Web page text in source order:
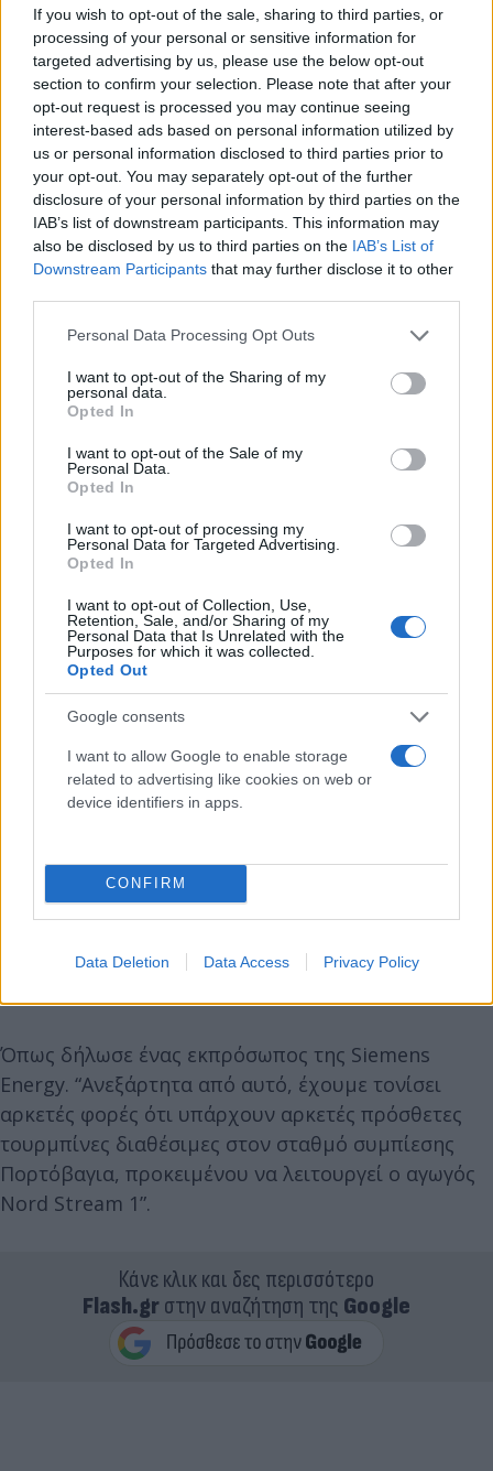
If you wish to opt-out of the sale, sharing to third parties, or
processing of your personal or sensitive information for
targeted advertising by us, please use the below opt-out
section to confirm your selection. Please note that after your
opt-out request is processed you may continue seeing
interest-based ads based on personal information utilized by
us or personal information disclosed to third parties prior to
your opt-out. You may separately opt-out of the further
disclosure of your personal information by third parties on the
IAB’s list of downstream participants. This information may
also be disclosed by us to third parties on the IAB’s List of
Downstream Participants that may further disclose it to other
Please note that this website/app uses one or more Google
not limited to your visit or usage behaviour. You may click to
grant or deny consent to Google and its third-party tags to
use your data for below specified purposes in below Google
consent section.
Personal Data Processing Opt Outs
I want to opt-out of the Sharing of my
personal data.
Opted In
I want to opt-out of the Sale of my
Personal Data.
Opted In
I want to opt-out of processing my
Personal Data for Targeted Advertising.
Opted In
I want to opt-out of Collection, Use,
Retention, Sale, and/or Sharing of my
Personal Data that Is Unrelated with the
Purposes for which it was collected.
Opted Out
Google consents
I want to allow Google to enable storage
related to advertising like cookies on web or
device identifiers in apps.
CONFIRM
Data Deletion Data Access Privacy Policy
Μετά την ανακοίνωση της Gazprom η Siemens Energy έσπευσε να διευκρινίσει
πως δεν την έχουν ανατεθεί εργασίες συντήρησης του αγωγού φυσικού αερίου
Nord Stream
Συγκεκριμένα, η εταιρία ανακοίνωσε πως στην
συντήρησης του αγωγού φυσικού αερίου Nord
Stream 1, παίρνοντας θέση σε ανακοίνωση της
παρέχει τεχνική υποστήριξη για τον αναφερόμενο
Όπως δήλωσε ένας εκπρόσωπος της Siemens
Energy. “Ανεξάρτητα από αυτό, έχουμε τονίσει
αρκετές φορές ότι υπάρχουν αρκετές πρόσθετες
τουρμπίνες διαθέσιμες στον σταθμό συμπίεσης
Πορτόβαγια, προκειμένου να λειτουργεί ο αγωγός
Nord Stream 1”.
Κάνε κλικ και δες περισσότερο
Flash.grστην αναζήτηση της Google